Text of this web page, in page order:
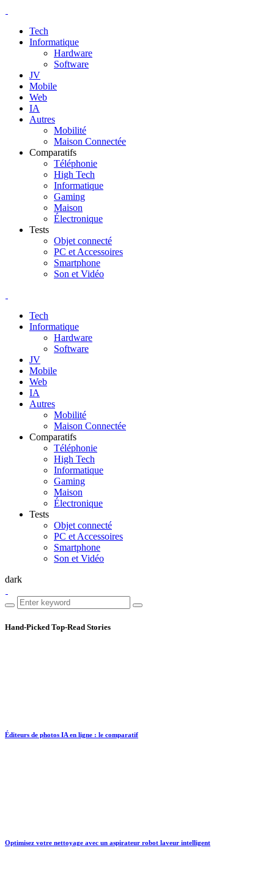
Tech
Informatique
Hardware
Software
JV
Mobile
Web
IA
Autres
Mobilité
Maison Connectée
Comparatifs
Téléphonie
High Tech
Informatique
Gaming
Maison
Électronique
Tests
Objet connecté
PC et Accessoires
Smartphone
Son et Vidéo
Tech
Informatique
Hardware
Software
JV
Mobile
Web
IA
Autres
Mobilité
Maison Connectée
Comparatifs
Téléphonie
High Tech
Informatique
Gaming
Maison
Électronique
Tests
Objet connecté
PC et Accessoires
Smartphone
Son et Vidéo
dark
Hand-Picked Top-Read Stories
Éditeurs de photos IA en ligne : le comparatif
Optimisez votre nettoyage avec un aspirateur robot laveur intelligent